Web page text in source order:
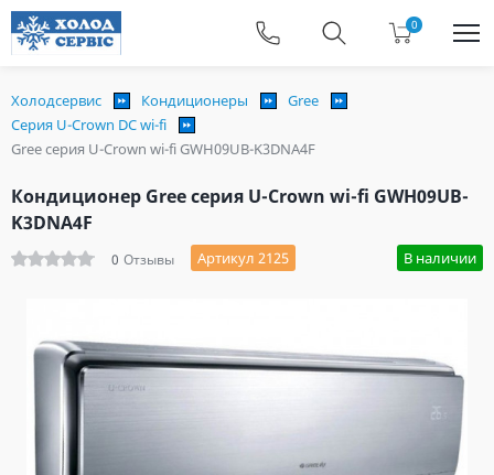
0
Холодсервис Кондиционеры
Gree
Серия U-Crown DC wi-fi
Gree серия U-Crown wi-fi GWH09UB-K3DNA4F
Кондиционер Gree серия U-Crown wi-fi GWH09UB-
K3DNA4F
0 Отзывы Артикул 2125 В наличии